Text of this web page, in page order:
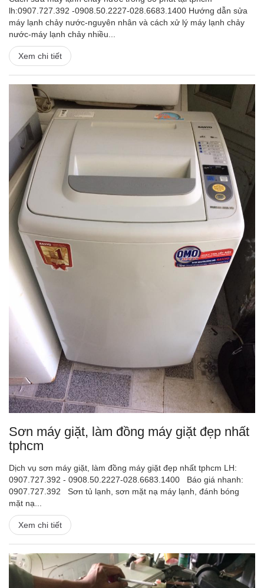
lh:0907.727.392 -0908.50.2227-028.6683.1400 Hướng dẫn sửa
máy lạnh chảy nước-nguyên nhân và cách xử lý máy lạnh chảy
nước-máy lạnh chảy nhiều...
Xem chi tiết
Sơn máy giặt, làm đồng máy giặt đẹp nhất
tphcm
Dịch vụ sơn máy giặt, làm đồng máy giặt đẹp nhất tphcm LH:
0907.727.392 - 0908.50.2227-028.6683.1400 Báo giá nhanh:
0907.727.392 Sơn tủ lạnh, sơn mặt nạ máy lạnh, đánh bóng
mặt nạ...
Xem chi tiết